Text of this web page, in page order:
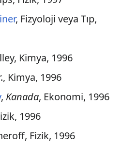
, Fizyoloji veya Tıp,
Kimya, 1996
Kimya, 1996
, Kanada, Ekonomi, 1996
1996
Fizik, 1996